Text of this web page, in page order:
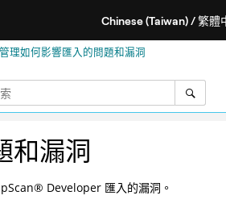
理如何影響匯入的問題和漏洞
和漏洞
® Developer 匯入的漏洞。